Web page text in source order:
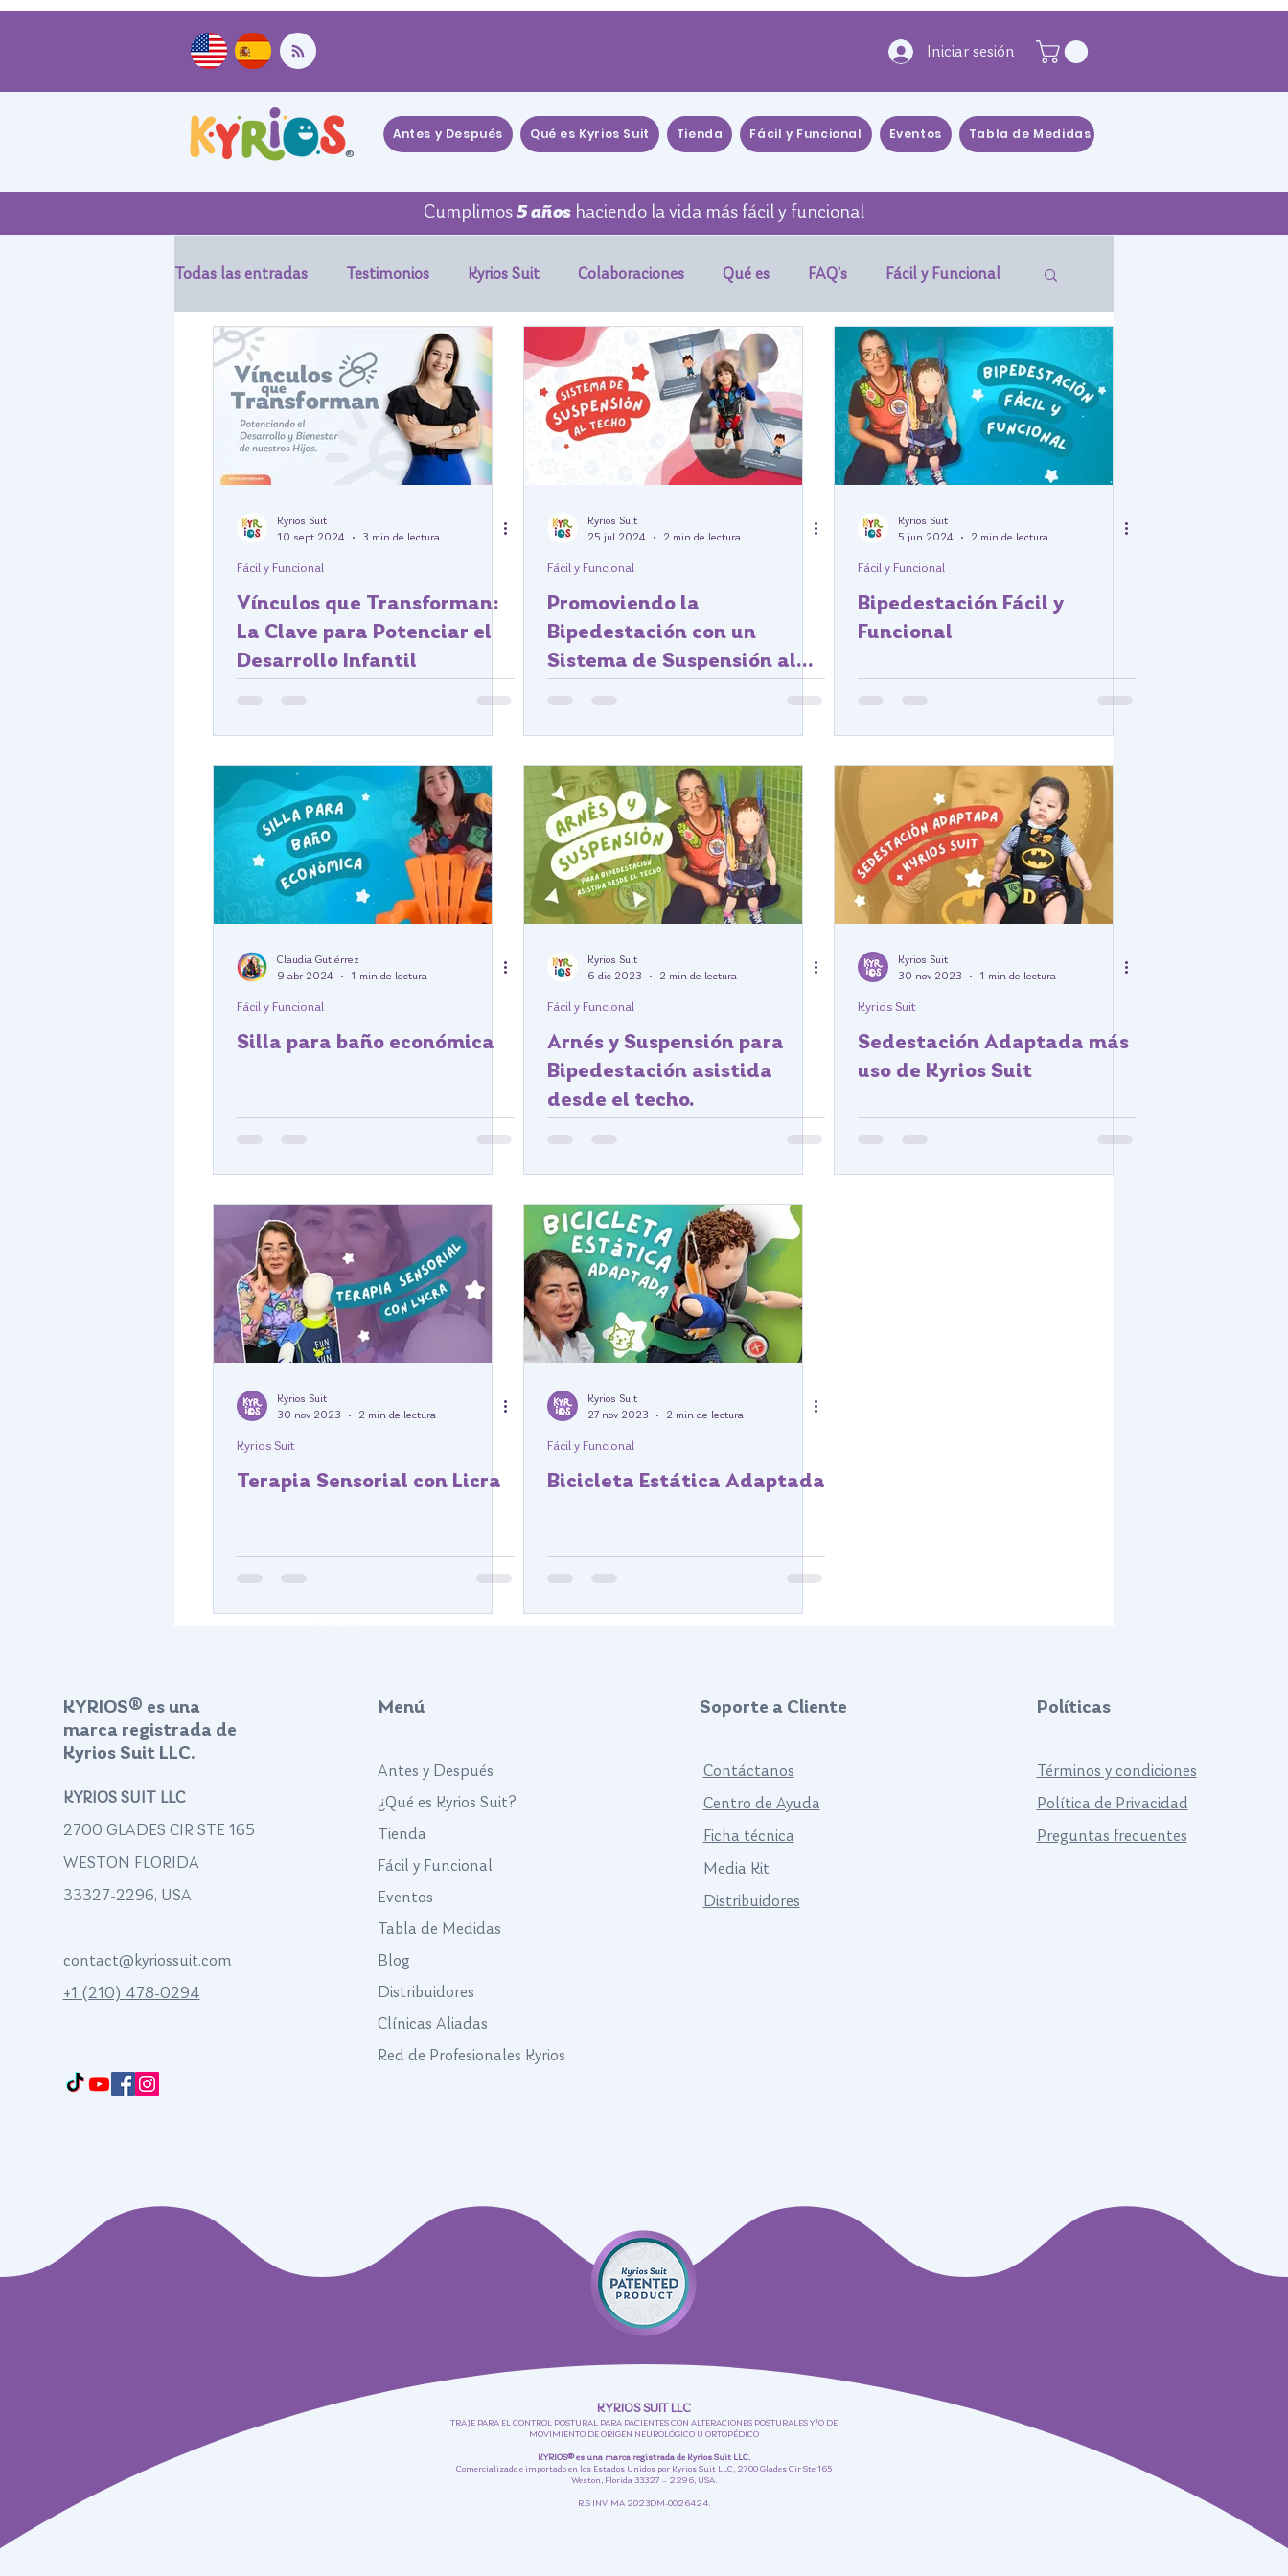
Iniciar sesión
®
Antes y Después Qué es Kyrios Suit Tienda Fácil y Funcional Eventos Tabla de Medidas
Cumplimos 5 añoshaciendo la vida más fácil y funcional
Todas las entradas Testimonios Kyrios Suit Colaboraciones Qué es FAQ's Fácil y Funcional
Experiencias Kyrios Suit Evidencia Científica Tutoriales Eventos WEBINAR
Kyrios Suit
10 sept 2024
3 min de lectura
Fácil y Funcional
Vínculos que Transforman:
La Clave para Potenciar el
Desarrollo Infantil
Kyrios Suit
25 jul 2024
2 min de lectura
Fácil y Funcional
Promoviendo la
Bipedestación con un
Sistema de Suspensión al
Kyrios Suit
5 jun 2024
2 min de lectura
Fácil y Funcional
Bipedestación Fácil y
Funcional
Claudia Gutiérrez
9 abr 2024
1 min de lectura
Fácil y Funcional
Silla para baño económica
Kyrios Suit
6 dic 2023
2 min de lectura
Fácil y Funcional
Arnés y Suspensión para
Bipedestación asistida
desde el techo.
Kyrios Suit
30 nov 2023
1 min de lectura
Kyrios Suit
Sedestación Adaptada más
uso de Kyrios Suit
Kyrios Suit
30 nov 2023
2 min de lectura
Kyrios Suit
Terapia Sensorial con Licra
Kyrios Suit
27 nov 2023
2 min de lectura
Fácil y Funcional
Bicicleta Estática Adaptada
KYRIOS® es una
marca registrada de
Kyrios Suit LLC.
KYRIOS SUIT LLC
2700 GLADES CIR STE 165
WESTON FLORIDA
33327-2296, USA
contact@kyriossuit.com
+1 (210) 478-0294
Menú
Antes y Después
¿Qué es Kyrios Suit?
Tienda
Fácil y Funcional
Eventos
Tabla de Medidas
Blog
Distribuidores
Clínicas Aliadas
Red de Profesionales Kyrios
Soporte a Cliente
Contáctanos
Centro de Ayuda
Ficha técnica
Media Kit
Distribuidores
Políticas
Términos y condiciones
Política de Privacidad
Preguntas frecuentes
KYRIOS SUIT LLC
TRAJE PARA EL CONTROL POSTURAL PARA PACIENTES CON ALTERACIONES POSTURALES Y/O DE
MOVIMIENTO DE ORIGEN NEUROLÓGICO U ORTOPÉDICO
KYRIOS® es una marca registrada de Kyrios Suit LLC.
Comercializado e importado en los Estados Unidos por Kyrios Suit LLC, 2700 Glades Cir Ste 165
Weston, Florida 33327 – 2296, USA.
R.S INVIMA 2023DM-0026424.